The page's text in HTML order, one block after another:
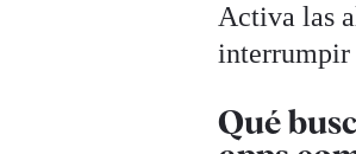
Activa las
interrumpir
Qué